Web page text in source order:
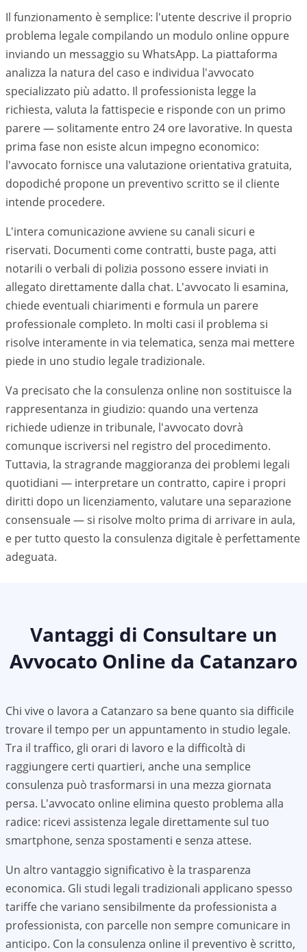
Il funzionamento è semplice: l'utente descrive il proprio
problema legale compilando un modulo online oppure
inviando un messaggio su WhatsApp. La piattaforma
analizza la natura del caso e individua l'avvocato
specializzato più adatto. Il professionista legge la
richiesta, valuta la fattispecie e risponde con un primo
parere — solitamente entro 24 ore lavorative. In questa
prima fase non esiste alcun impegno economico:
l'avvocato fornisce una valutazione orientativa gratuita,
dopodiché propone un preventivo scritto se il cliente
intende procedere.
L'intera comunicazione avviene su canali sicuri e
riservati. Documenti come contratti, buste paga, atti
notarili o verbali di polizia possono essere inviati in
allegato direttamente dalla chat. L'avvocato li esamina,
chiede eventuali chiarimenti e formula un parere
professionale completo. In molti casi il problema si
risolve interamente in via telematica, senza mai mettere
piede in uno studio legale tradizionale.
Va precisato che la consulenza online non sostituisce la
rappresentanza in giudizio: quando una vertenza
richiede udienze in tribunale, l'avvocato dovrà
comunque iscriversi nel registro del procedimento.
Tuttavia, la stragrande maggioranza dei problemi legali
quotidiani — interpretare un contratto, capire i propri
diritti dopo un licenziamento, valutare una separazione
consensuale — si risolve molto prima di arrivare in aula,
e per tutto questo la consulenza digitale è perfettamente
adeguata.
Vantaggi di Consultare un
Avvocato Online da Catanzaro
Chi vive o lavora a Catanzaro sa bene quanto sia difficile
trovare il tempo per un appuntamento in studio legale.
Tra il traffico, gli orari di lavoro e la difficoltà di
raggiungere certi quartieri, anche una semplice
consulenza può trasformarsi in una mezza giornata
persa. L'avvocato online elimina questo problema alla
radice: ricevi assistenza legale direttamente sul tuo
smartphone, senza spostamenti e senza attese.
Un altro vantaggio significativo è la trasparenza
economica. Gli studi legali tradizionali applicano spesso
tariffe che variano sensibilmente da professionista a
professionista, con parcelle non sempre comunicare in
anticipo. Con la consulenza online il preventivo è scritto,